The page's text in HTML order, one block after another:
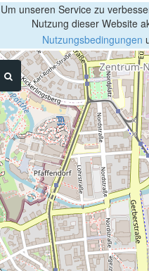
Um unseren Service zu
Nutzung dieser Website
Nutzungsbedingungen